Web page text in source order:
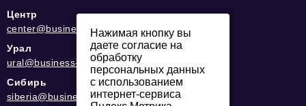
Центр
center@business-magazine.online
Урал
ural@business-magazine.online
Сибирь
siberia@business-magazine.online
Нажимая кнопку вы
даете согласие на
обработку
персональных данных
с использованием
интернет-сервиса